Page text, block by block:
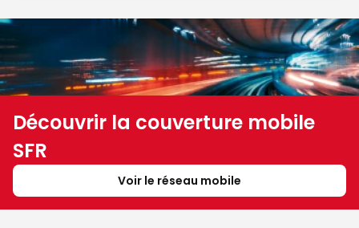
Découvrir la couverture mobile
SFR
Voir le réseau mobile